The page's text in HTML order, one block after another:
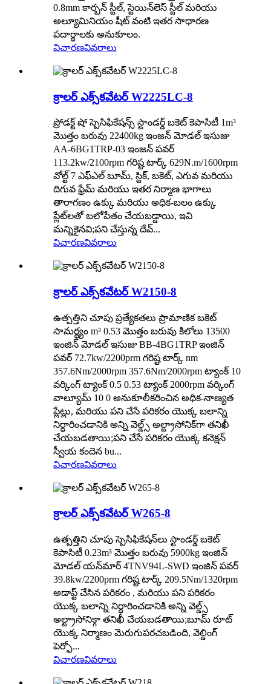
0.8mm కార్బన్ స్టీల్, స్టెయిన్‌లెస్ స్టీల్ మరియు
అల్యూమినియం షీట్ వంటి ఇతర సాధారణ
పదార్థాలకు అనుకూలం.
విచారణవివరాలు
క్రాలర్ ఎక్స్‌కవేటర్ W2225LC-8
ప్రోడక్ట్ షో స్పెసిఫికేషన్స్ స్టాండర్డ్ బకెట్ కెపాసిటీ 1m³
మొత్తం బరువు 22400kg ఇంజన్ మోడల్ ఇసుజు
AA-6BG1TRP-03 ఇంజన్ పవర్
113.2kw/2100rpm గరిష్ట టార్క్ 629N.m/1600rpm
వోల్ట్ 7 ఎఫ్‌ఎల్ బూమ్, స్టిక్, బకెట్, ఎగువ మరియు
దిగువ ఫ్రేమ్ మరియు ఇతర నిర్మాణ భాగాలు
తారాగణం ఉక్కు మరియు అధిక-బలం ఉక్కు
ప్లేట్‌లతో బలోపేతం చేయబడ్డాయి, ఇవి
మన్నికైనవి;పని చేస్తున్న దేవ్...
విచారణవివరాలు
క్రాలర్ ఎక్స్‌కవేటర్ W2150-8
ఉత్పత్తిని చూపు ప్రత్యేకతలు ప్రామాణిక బకెట్
సామర్థ్యం m³ 0.53 మొత్తం బరువు కిలోలు 13500
ఇంజిన్ మోడల్ ఇసుజు BB-4BG1TRP ఇంజిన్
పవర్ 72.7kw/2200prm గరిష్ట టార్క్ nm
357.6Nm/2000rpm 357.6Nm/2000rpm ట్యాంక్ 10
వర్కింగ్ ట్యాంక్ 0.5 0.53 ట్యాంక్ 2000rpm వర్కింగ్
వాల్యూమ్ 10 0 అనుకూలీకరించిన అధిక-నాణ్యత
ప్లేట్లు, మరియు పని చేసే పరికరం యొక్క బలాన్ని
నిర్ధారించడానికి అన్ని వెల్డ్స్ అల్ట్రాసోనిక్‌గా తనిఖీ
చేయబడతాయి;పని చేసే పరికరం యొక్క కనెక్షన్
స్వీయ కందెన bu...
విచారణవివరాలు
క్రాలర్ ఎక్స్‌కవేటర్ W265-8
ఉత్పత్తిని చూపు స్పెసిఫికేషన్‌లు స్టాండర్డ్ బకెట్
కెపాసిటీ 0.23m³ మొత్తం బరువు 5900kg ఇంజిన్
మోడల్ యన్‌మార్ 4TNV94L-SWD ఇంజిన్ పవర్
39.8kw/2200prm గరిష్ట టార్క్ 209.5Nm/1320rpm
అడాప్ట్ చేసిన పరికరం , మరియు పని పరికరం
యొక్క బలాన్ని నిర్ధారించడానికి అన్ని వెల్డ్స్
అల్ట్రాసోనిక్గా తనిఖీ చేయబడతాయి;బూమ్ రూట్
యొక్క నిర్మాణం మెరుగుపరచబడింది, వెల్డింగ్
పెర్ఫో...
విచారణవివరాలు